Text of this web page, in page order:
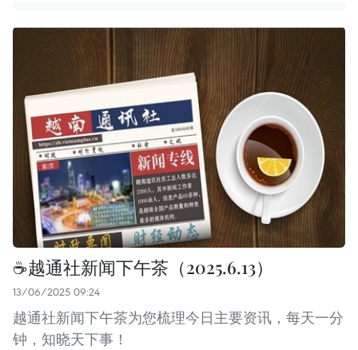
☕️越通社新闻下午茶（2025.6.13）
13/06/2025 09:24
越通社新闻下午茶为您梳理今日主要资讯，每天一分
钟，知晓天下事！